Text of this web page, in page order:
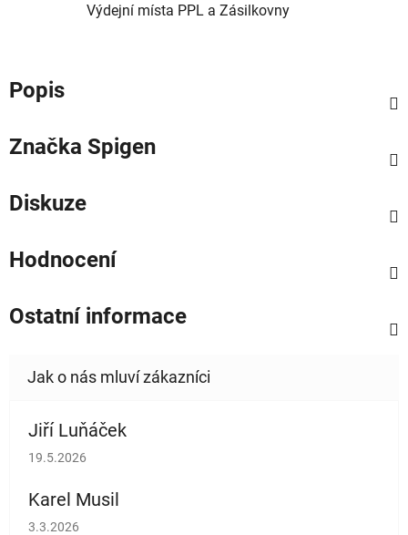
Výdejní místa PPL a Zásilkovny
Popis
Značka Spigen
Diskuze
Hodnocení
Ostatní informace
Jiří Luňáček
Hodnocení obchodu je 5 z 5 hvězdiček.
19.5.2026
Karel Musil
Hodnocení obchodu je 5 z 5 hvězdiček.
3.3.2026